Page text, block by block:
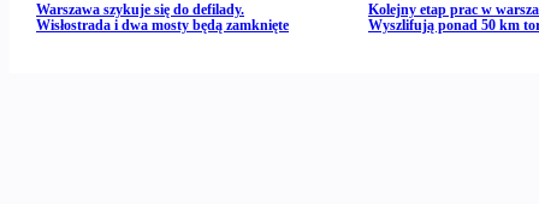
Warszawa szykuje się do defilady.
Wisłostrada i dwa mosty będą zamknięte
Kolejny etap prac w
Wyszlifują ponad 50 km